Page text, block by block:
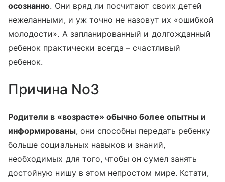
осознанно. Они вряд ли посчитают своих детей
нежеланными, и уж точно не назовут их «ошибкой
молодости». А запланированный и долгожданный
ребенок практически всегда – счастливый
ребенок.
Причина No3
Родители в «возрасте» обычно более опытны и
информированы, они способны передать ребенку
больше социальных навыков и знаний,
необходимых для того, чтобы он сумел занять
достойную нишу в этом непростом мире. Кстати,